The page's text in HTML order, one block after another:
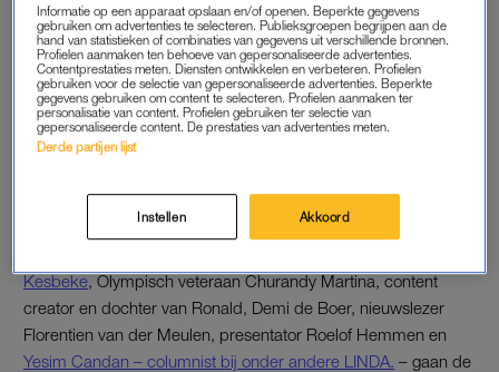
dieren, zoals pijlstaartroggen en slangen, kwam hij tegen. Van
de giftige kegelslak schrok hij wel. “Ik heb meteen tegen
iedereen op het eiland gezegd: ‘Jongens, deze pakken we
niet op’. Maar als je op afstand blijft, doet-ie niks”, aldus de
bioloog tegen hetAD.
‘EXPEDITIE ROBINSON 2025’
Onder leiding van Edson da Graça en Nicolette Kluijver
Kesbeke, Olympisch veteraan Churandy Martina, content
creator en dochter van Ronald, Demi de Boer, nieuwslezer
Florentien van der Meulen, presentator Roelof Hemmen en
Yesim Candan – columnist bij onder andere LINDA. – gaan de
Informatie op een apparaat opslaan en/of openen. Beperkte gegevens
gebruiken om advertenties te selecteren. Publieksgroepen begrijpen aan de
hand van statistieken of combinaties van gegevens uit verschillende bronnen.
Profielen aanmaken ten behoeve van gepersonaliseerde advertenties.
Contentprestaties meten. Diensten ontwikkelen en verbeteren. Profielen
gebruiken voor de selectie van gepersonaliseerde advertenties. Beperkte
gegevens gebruiken om content te selecteren. Profielen aanmaken ter
personalisatie van content. Profielen gebruiken ter selectie van
gepersonaliseerde content. De prestaties van advertenties meten.
Derde partijen lijst
Instellen Akkoord